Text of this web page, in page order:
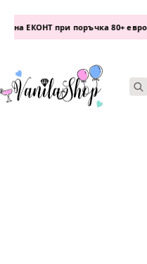
ЕКОНТ при поръчка 80+ евро //